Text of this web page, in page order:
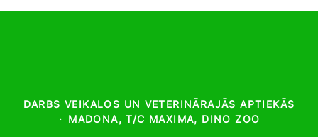
DARBS VEIKALOS UN VETERINĀRAJĀS APTIEKĀS
· MADONA, T/C MAXIMA, DINO ZOO